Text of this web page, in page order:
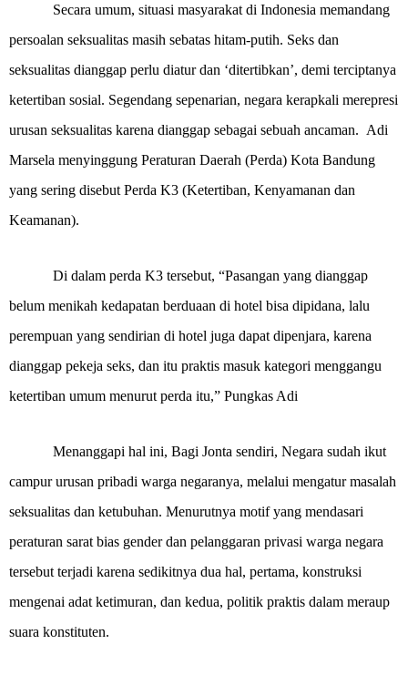
Secara umum, situasi masyarakat di Indonesia memandang
persoalan seksualitas masih sebatas hitam-putih. Seks dan
seksualitas dianggap perlu diatur dan ‘ditertibkan’, demi terciptanya
ketertiban sosial. Segendang sepenarian, negara kerapkali merepresi
urusan seksualitas karena dianggap sebagai sebuah ancaman. Adi
Marsela menyinggung Peraturan Daerah (Perda) Kota Bandung
yang sering disebut Perda K3 (Ketertiban, Kenyamanan dan
Keamanan).
Di dalam perda K3 tersebut, “Pasangan yang dianggap
belum menikah kedapatan berduaan di hotel bisa dipidana, lalu
perempuan yang sendirian di hotel juga dapat dipenjara, karena
dianggap pekeja seks, dan itu praktis masuk kategori menggangu
ketertiban umum menurut perda itu,” Pungkas Adi
Menanggapi hal ini, Bagi Jonta sendiri, Negara sudah ikut
campur urusan pribadi warga negaranya, melalui mengatur masalah
seksualitas dan ketubuhan. Menurutnya motif yang mendasari
peraturan sarat bias gender dan pelanggaran privasi warga negara
tersebut terjadi karena sedikitnya dua hal, pertama, konstruksi
mengenai adat ketimuran, dan kedua, politik praktis dalam meraup
suara konstituten.